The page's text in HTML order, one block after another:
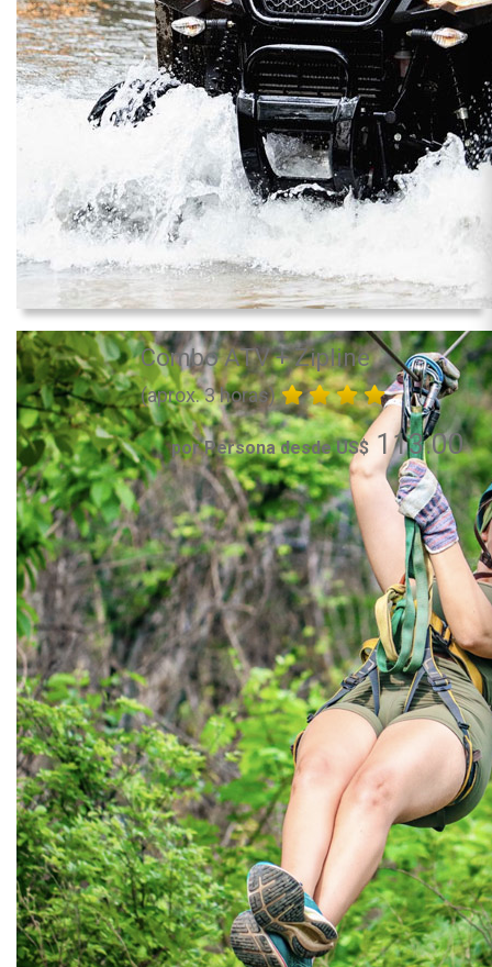
Combo ATV + Zipline
(aprox. 3 horas)
por Persona desde US$113.00